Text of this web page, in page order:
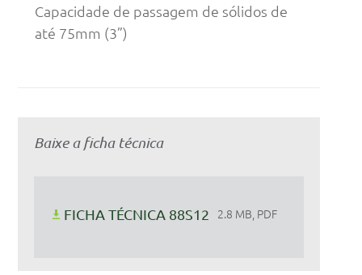
Capacidade de passagem de sólidos de
até 75mm (3”)
Baixe a ficha técnica
FICHA TÉCNICA 88S12 2.8 MB, PDF